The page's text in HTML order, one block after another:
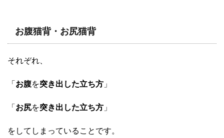
お腹猫背・お尻猫背
それぞれ、
「 お腹を突き出した立ち方 」
「 お尻を突き出した立ち方 」
をしてしまっていることです。